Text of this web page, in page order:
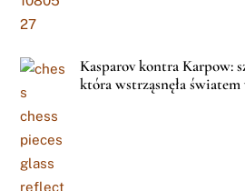
Kasparov kontra Karpow:
która wstrząsnęła